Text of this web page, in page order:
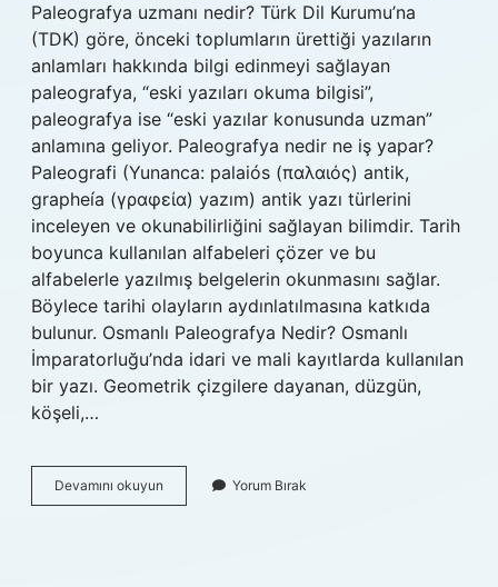
Paleografya uzmanı nedir? Türk Dil Kurumu’na
(TDK) göre, önceki toplumların ürettiği yazıların
anlamları hakkında bilgi edinmeyi sağlayan
paleografya, “eski yazıları okuma bilgisi”,
paleografya ise “eski yazılar konusunda uzman”
anlamına geliyor. Paleografya nedir ne iş yapar?
Paleografi (Yunanca: palaiós (παλαιός) antik,
grapheía (γραφεία) yazım) antik yazı türlerini
inceleyen ve okunabilirliğini sağlayan bilimdir. Tarih
boyunca kullanılan alfabeleri çözer ve bu
alfabelerle yazılmış belgelerin okunmasını sağlar.
Böylece tarihi olayların aydınlatılmasına katkıda
bulunur. Osmanlı Paleografya Nedir? Osmanlı
İmparatorluğu’nda idari ve mali kayıtlarda kullanılan
bir yazı. Geometrik çizgilere dayanan, düzgün,
köşeli,…
Devamını okuyun Paleografi
Ile
Yorum Bırak